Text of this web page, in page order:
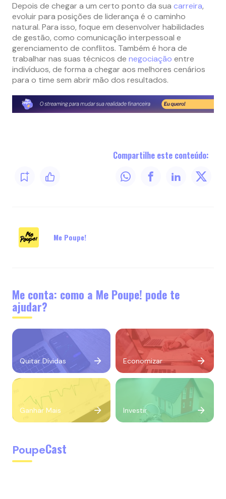
Depois de chegar a um certo ponto da sua carreira,
evoluir para posições de liderança é o caminho
natural. Para isso, foque em desenvolver habilidades
de gestão, como comunicação interpessoal e
gerenciamento de conflitos. Também é hora de
trabalhar nas suas técnicos de negociação entre
indivíduos, de forma a chegar aos melhores cenários
para o time sem abrir mão dos resultados.
Compartilhe este conteúdo:
Me Poupe!
Me conta: como a Me Poupe! pode te
ajudar?
Quitar Dívidas Economizar
Ganhar Mais Investir
PoupeCast